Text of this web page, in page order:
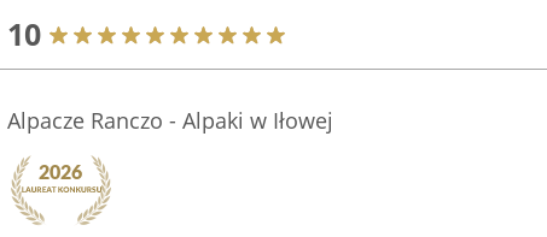
10
Alpacze Ranczo - Alpaki w Iłowej